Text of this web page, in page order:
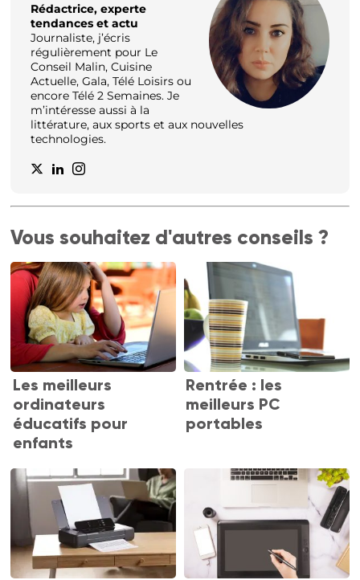
Rédactrice, experte
tendances et actu
Journaliste, j’écris
régulièrement pour Le
Conseil Malin, Cuisine
Actuelle, Gala, Télé Loisirs ou
encore Télé 2 Semaines. Je
m’intéresse aussi à la
littérature, aux sports et aux nouvelles
technologies.
Vous souhaitez d'autres conseils ?
Les meilleurs
ordinateurs
éducatifs pour
enfants
Rentrée : les
meilleurs PC
portables